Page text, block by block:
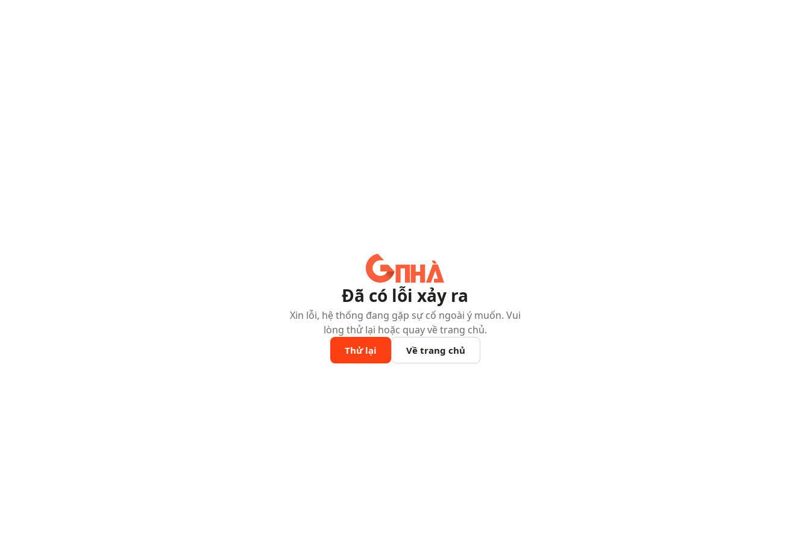
Đã có lỗi xảy ra
Xin lỗi, hệ thống đang gặp sự cố ngoài ý muốn. Vui
lòng thử lại hoặc quay về trang chủ.
Thử lại Về trang chủ